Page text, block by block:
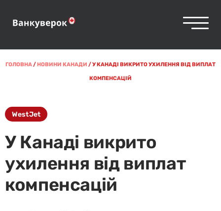
ГОЛОВНА/НОВИНИ КАНАДИ /У КАНАДІ ВИКРИТО УХИЛЕННЯ ВІД ВИПЛАТ
КОМПЕНСАЦІЙ
WestJet
У Канаді викрито
ухилення від виплат
компенсацій